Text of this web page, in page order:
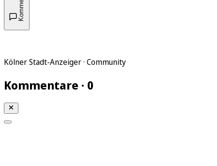
Kölner Stadt-Anzeiger · Community
Kommentare · 0